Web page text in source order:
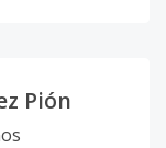
Pión